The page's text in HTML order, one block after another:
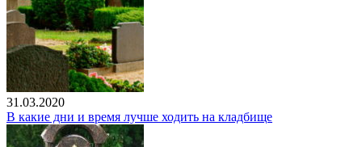
31.03.2020
В какие дни и время лучше ходить на кладбище